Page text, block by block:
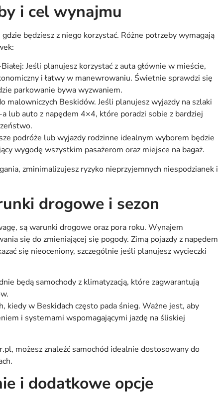
i cel wynajmu
będziesz z niego korzystać. Różne potrzeby wymagają
Jeśli planujesz korzystać z auta głównie w mieście,
i łatwy w manewrowaniu. Świetnie sprawdzi się
parkowanie bywa wyzwaniem.
malowniczych Beskidów. Jeśli planujesz wyjazdy na szlaki
lub auto z napędem 4×4, które poradzi sobie z bardziej
podróże lub wyjazdy rodzinne idealnym wyborem będzie
wygodę wszystkim pasażerom oraz miejsce na bagaż.
zminimalizujesz ryzyko nieprzyjemnych niespodzianek i
drogowe i sezon
są warunki drogowe oraz pora roku. Wynajem
się do zmieniającej się pogody. Zimą pojazdy z napędem
się nieoceniony, szczególnie jeśli planujesz wycieczki
będą samochody z klimatyzacją, które zagwarantują
kiedy w Beskidach często pada śnieg. Ważne jest, aby
i systemami wspomagającymi jazdę na śliskiej
możesz znaleźć samochód idealnie dostosowany do
i dodatkowe opcje